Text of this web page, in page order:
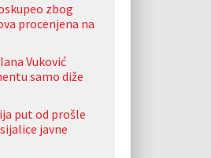
zbog
procenjena na
Vuković
samo diže
put od prošle
javne